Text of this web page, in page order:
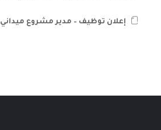
إعلان توظيف – مدير مشروع ميداني